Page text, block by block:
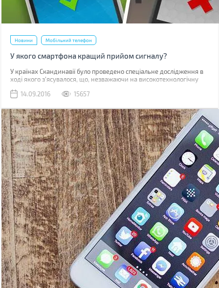
Новини Мобільний телефон
У якого смартфона кращий прийом сигналу?
У країнах Скандинавії було проведено спеціальне дослідження в
ході якого з'ясувалося, що, незважаючи на високотехнологічну
сигналу!
14.09.2016 15657